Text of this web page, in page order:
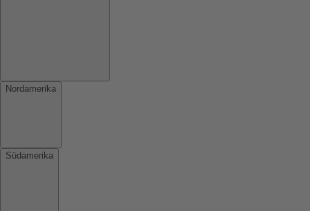
Nordamerika
Südamerika